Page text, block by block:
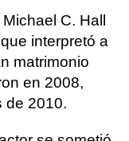
Michael C. Hall
interpretó a
matrimonio
en 2008,
de 2010.